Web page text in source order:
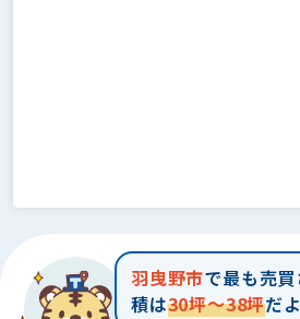
羽曳野市で最も売
積は30坪～38坪だ